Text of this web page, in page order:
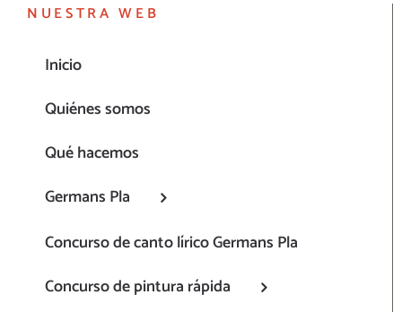
NUESTRA WEB
Inicio
Quiénes somos
Qué hacemos
Germans Pla
Concurso de canto lírico Germans Pla
Concurso de pintura rápida